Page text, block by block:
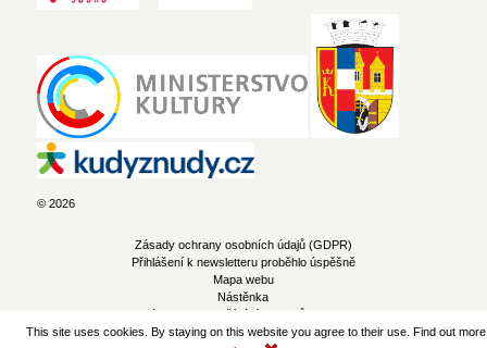
© 2026
Zásady ochrany osobních údajů (GDPR)
Přihlášení k newsletteru proběhlo úspěšně
Mapa webu
Nástěnka
This site uses cookies. By staying on this website you agree to their use. Find out more